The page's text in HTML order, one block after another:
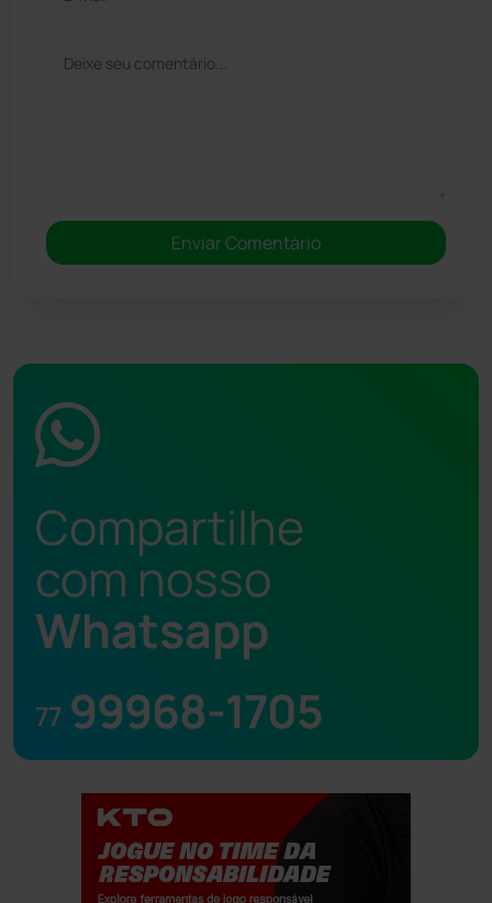
Compartilhe
com nosso
Whatsapp
77 99968-1705